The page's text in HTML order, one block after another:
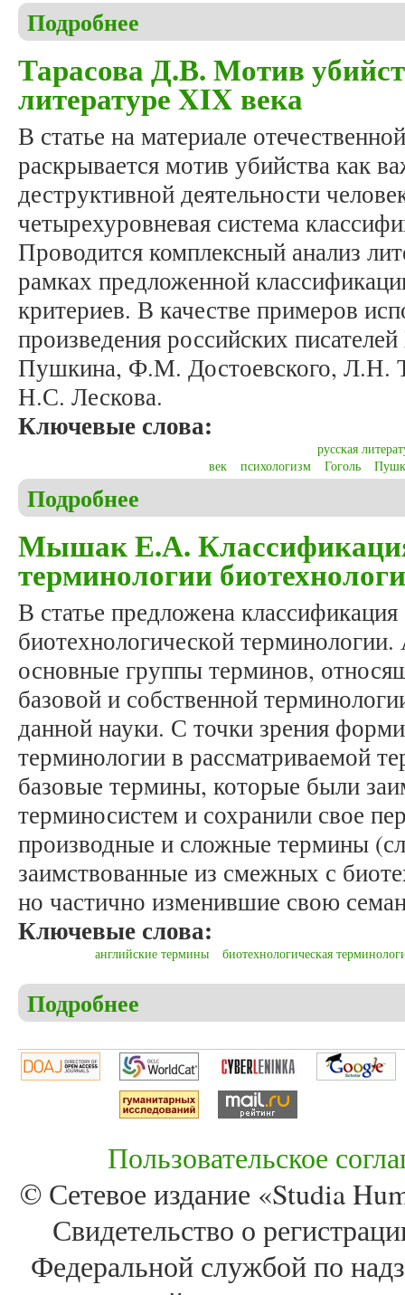
Подробнее
Тарасова Д.В. Мотив
литературе XIX века
В статье на материале
раскрывается мотив убийства как
деструктивной деятельности
четырехуровневая система
Проводится комплексный анализ
рамках предложенной
критериев. В качестве примеров
произведения российских
Пушкина, Ф.М. Достоевского, Л.Н.
Н.С. Лескова.
Ключевые слова:
русская
век
психологизм Гоголь
Подробнее
Мышак Е.А.
терминологии
В статье предложена
биотехнологической
основные группы терминов,
базовой и собственной
данной науки. С точки зрения
терминологии в рассматриваемой
базовые термины, которые были
терминосистем и сохранили свое
производные и сложные термины
заимствованные из смежных с
но частично изменившие свою
Ключевые слова:
английские термины биотехнологическая
Подробнее
Пользовательское
© Сетевое издание «Studia
Свидетельство о
Федеральной службой по